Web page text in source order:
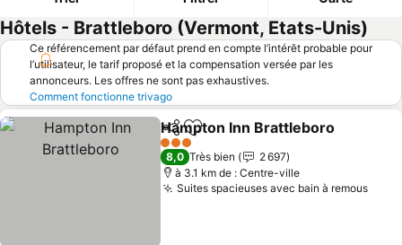
Hôtels - Brattleboro (Vermont, Etats-Unis)
Ce référencement par défaut prend en compte l’intérêt probable pour
l’utilisateur, le tarif proposé et la compensation versée par les
annonceurs. Les offres ne sont pas exhaustives.
Comment fonctionne trivago
PartagerAjouter à mes favoris
Hampton Inn Brattleboro
3 Étoiles
8,0 Très bien
2 697
à 3.1 km de : Centre-ville
Suites spacieuses avec bain à remous